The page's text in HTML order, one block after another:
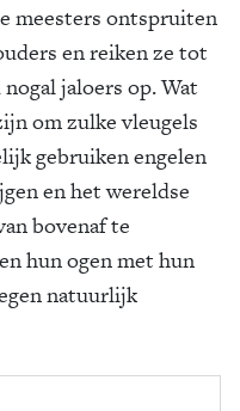
meesters ontspruiten
en reiken ze tot
jaloers op. Wat
om zulke vleugels
gebruiken engelen
en het wereldse
bovenaf te
hun ogen met hun
natuurlijk